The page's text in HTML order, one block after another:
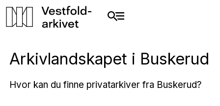
Arkivlandskapet i Buskerud
Hvor kan du finne privatarkiver fra Buskerud?